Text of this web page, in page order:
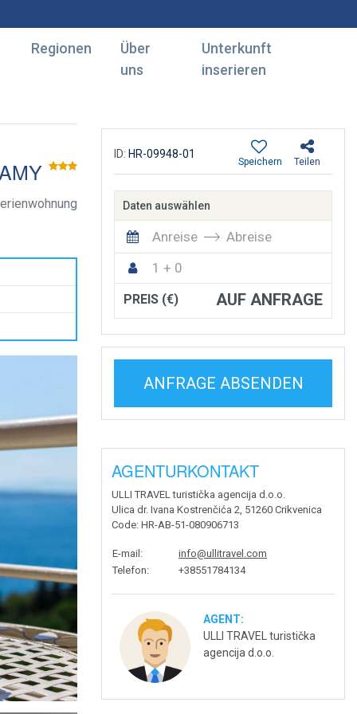
Regionen
Über
uns
Unterkunft
inserieren
ID: HR-09948-01
Teilen
Speichern
Daten auswählen
Anreise
Abreise
1 + 0
PREIS (€) AUF ANFRAGE
ANFRAGE ABSENDEN
AGENTURKONTAKT
ULLI TRAVEL turistička agencija d.o.o.
Ulica dr. Ivana Kostrenčića 2, 51260 Crikvenica
Code: HR-AB-51-080906713
E-mail :
info@ullitravel.com
Telefon: +38551784134
AGENT:
ULLI TRAVEL turistička
agencija d.o.o.